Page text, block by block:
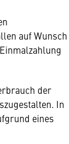
auf Wunsch
der
In
eines